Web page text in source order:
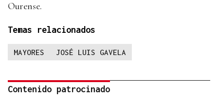
Ourense.
Temas relacionados
MAYORES JOSÉ LUIS GAVELA
Contenido patrocinado